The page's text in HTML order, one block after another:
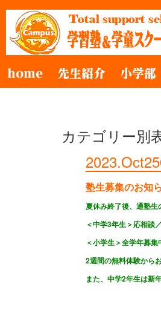
home 先生紹介 小学部
カテゴリー別
塾生募集のお知
夏休み終了後、通塾生
＜中学3年生＞応相談
＜小学生＞全学年募集
2週間の無料体験から
また、中学2年生は新